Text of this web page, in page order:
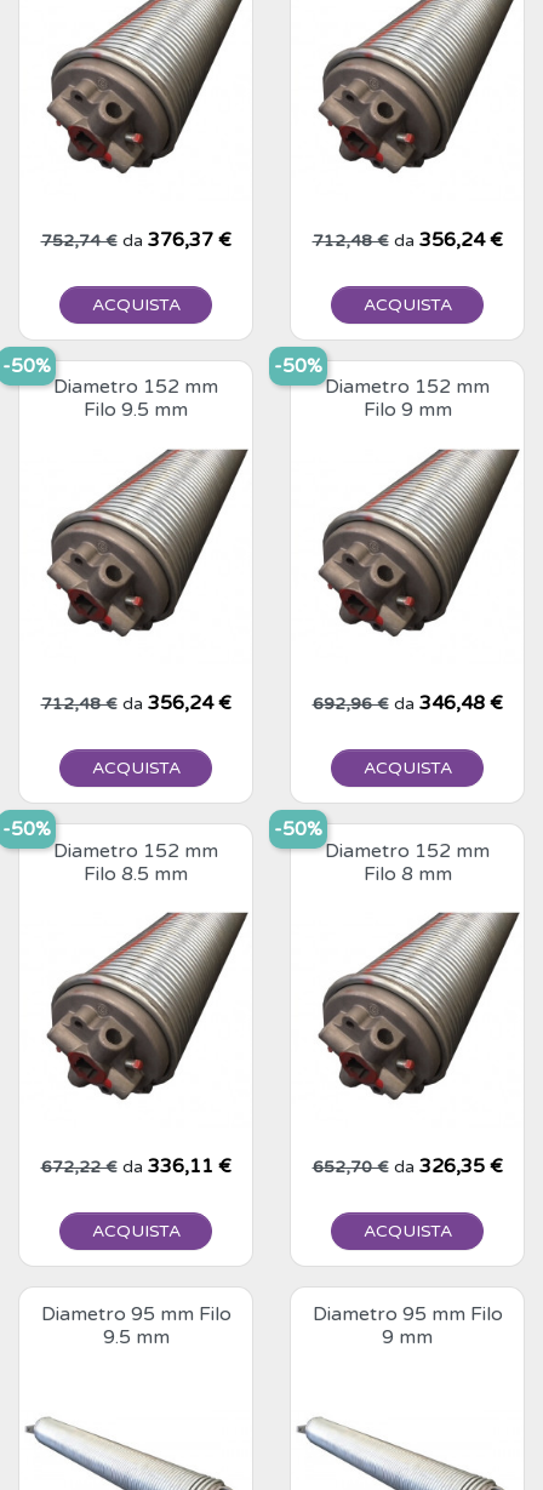
Prezzo base
752,74 € Prezzo
da 376,37 €
ACQUISTA
Prezzo base
712,48 € Prezzo
da 356,24 €
ACQUISTA
Diametro 152 mm
Filo 9.5 mm
Prezzo base
712,48 € Prezzo
da 356,24 €
ACQUISTA
-50%
Diametro 152 mm
Filo 9 mm
Prezzo base
692,96 € Prezzo
da 346,48 €
ACQUISTA
-50%
Diametro 152 mm
Filo 8.5 mm
Prezzo base
672,22 € Prezzo
da 336,11 €
ACQUISTA
-50%
Diametro 152 mm
Filo 8 mm
Prezzo base
652,70 € Prezzo
da 326,35 €
ACQUISTA
-50%
Diametro 95 mm Filo
9.5 mm
Diametro 95 mm Filo
9 mm